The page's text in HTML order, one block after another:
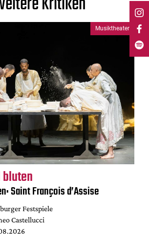
Musiktheater
Saint François d’Assise
Festspiele
Castellucci